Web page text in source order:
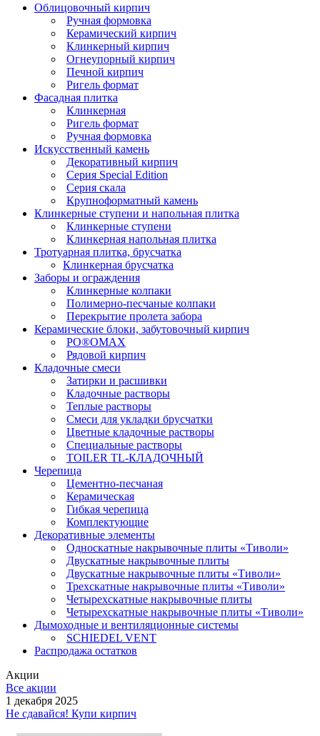
Облицовочный кирпич
Ручная формовка
Керамический кирпич
Клинкерный кирпич
Огнеупорный кирпич
Печной кирпич
Ригель формат
Фасадная плитка
Клинкерная
Ригель формат
Ручная формовка
Искусственный камень
Декоративный кирпич
Серия Special Edition
Серия скала
Крупноформатный камень
Клинкерные ступени и напольная плитка
Клинкерные ступени
Клинкерная напольная плитка
Тротуарная плитка, брусчатка
Клинкерная брусчатка
Заборы и ограждения
Клинкерные колпаки
Полимерно-песчаные колпаки
Перекрытие пролета забора
Керамические блоки, забутовочный кирпич
PO®OMAX
Рядовой кирпич
Кладочные смеси
Затирки и расшивки
Кладочные растворы
Теплые растворы
Смеси для укладки брусчатки
Цветные кладочные растворы
Специальные растворы
TOILER TL-КЛАДОЧНЫЙ
Черепица
Цементно-песчаная
Керамическая
Гибкая черепица
Комплектующие
Декоративные элементы
Односкатные накрывочные плиты «Тиволи»
Двускатные накрывочные плиты
Двускатные накрывочные плиты «Тиволи»
Трехскатные накрывочные плиты «Тиволи»
Четырехскатные накрывочные плиты
Четырехскатные накрывочные плиты «Тиволи»
Дымоходные и вентиляционные системы
SCHIEDEL VENT
Распродажа остатков
Акции
Все акции
1 декабря 2025
Не сдавайся! Купи кирпич